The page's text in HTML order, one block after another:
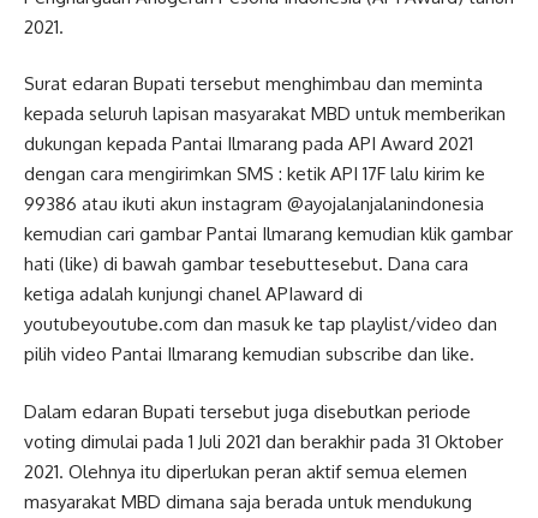
2021.
Surat edaran Bupati tersebut menghimbau dan meminta
kepada seluruh lapisan masyarakat MBD untuk memberikan
dukungan kepada Pantai Ilmarang pada API Award 2021
dengan cara mengirimkan SMS : ketik API 17F lalu kirim ke
99386 atau ikuti akun instagram @ayojalanjalanindonesia
kemudian cari gambar Pantai Ilmarang kemudian klik gambar
hati (like) di bawah gambar tesebuttesebut. Dana cara
ketiga adalah kunjungi chanel APIaward di
youtubeyoutube.com dan masuk ke tap playlist/video dan
pilih video Pantai Ilmarang kemudian subscribe dan like.
Dalam edaran Bupati tersebut juga disebutkan periode
voting dimulai pada 1 Juli 2021 dan berakhir pada 31 Oktober
2021. Olehnya itu diperlukan peran aktif semua elemen
masyarakat MBD dimana saja berada untuk mendukung